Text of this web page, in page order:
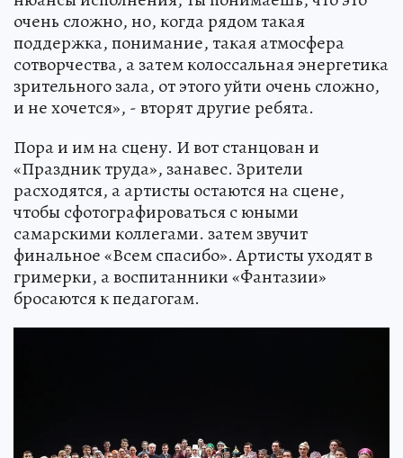
очень сложно, но, когда рядом такая
поддержка, понимание, такая атмосфера
сотворчества, а затем колоссальная энергетика
зрительного зала, от этого уйти очень сложно,
и не хочется», - вторят другие ребята.
Пора и им на сцену. И вот станцован и
«Праздник труда», занавес. Зрители
расходятся, а артисты остаются на сцене,
чтобы сфотографироваться с юными
самарскими коллегами. затем звучит
финальное «Всем спасибо». Артисты уходят в
гримерки, а воспитанники «Фантазии»
бросаются к педагогам.